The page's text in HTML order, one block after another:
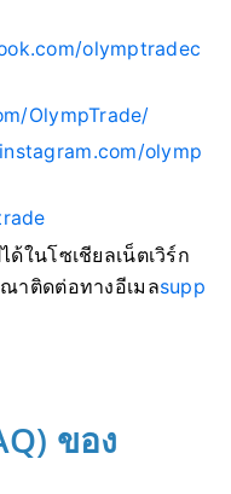
olymptradec
OlympTrade/
olymp
ในโซเชียลเน็ตเวิร์ก
าติดต่อทางอีเมลsupp
ของ